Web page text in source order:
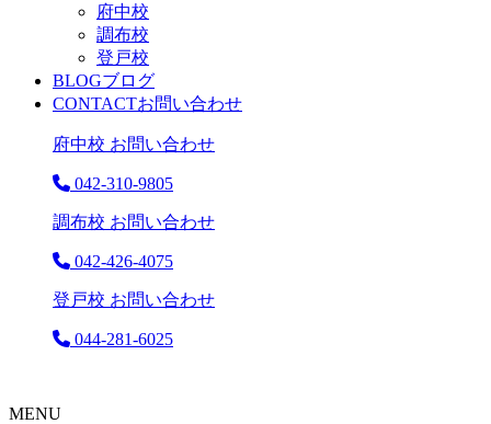
府中校
調布校
登戸校
BLOGブログ
CONTACTお問い合わせ
府中校 お問い合わせ
042-310-9805
調布校 お問い合わせ
042-426-4075
登戸校 お問い合わせ
044-281-6025
MENU